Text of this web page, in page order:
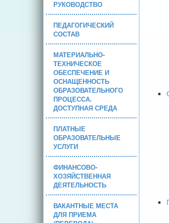
РУКОВОДСТВО
ПЕДАГОГИЧЕСКИЙ
СОСТАВ
МАТЕРИАЛЬНО-
ТЕХНИЧЕСКОЕ
ОБЕСПЕЧЕНИЕ И
ОСНАЩЕННОСТЬ
ОБРАЗОВАТЕЛЬНОГО
ПРОЦЕССА.
ДОСТУПНАЯ СРЕДА
ПЛАТНЫЕ
ОБРАЗОВАТЕЛЬНЫЕ
УСЛУГИ
ФИНАНСОВО-
ХОЗЯЙСТВЕННАЯ
ДЕЯТЕЛЬНОСТЬ
ВАКАНТНЫЕ МЕСТА
ДЛЯ ПРИЕМА